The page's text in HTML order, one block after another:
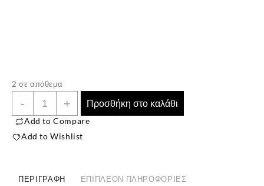
2 σε απόθεμα
-
Unisex
Βαμβακερές
Χριστουγεννιάτικες
+
Προσθήκη στο καλάθι
Add to Compare
Add to Wishlist
ΠΕΡΙΓΡΑΦΉ ΕΠΙΠΛΈΟΝ ΠΛΗΡΟΦΟΡΊΕΣ